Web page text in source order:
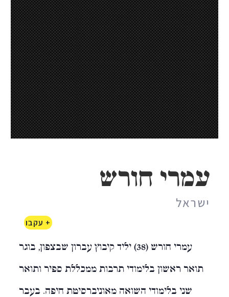
עמרי חורש
ישראל
+ עקבו
עמרי חורש (38) יליד קיבוץ עברון שבצפון, בוגר
תואר ראשון בלימודי תרבות ממכללת ספיר ותואר
שני בלימודי השואה מאוניברסיטת חיפה. בעבר